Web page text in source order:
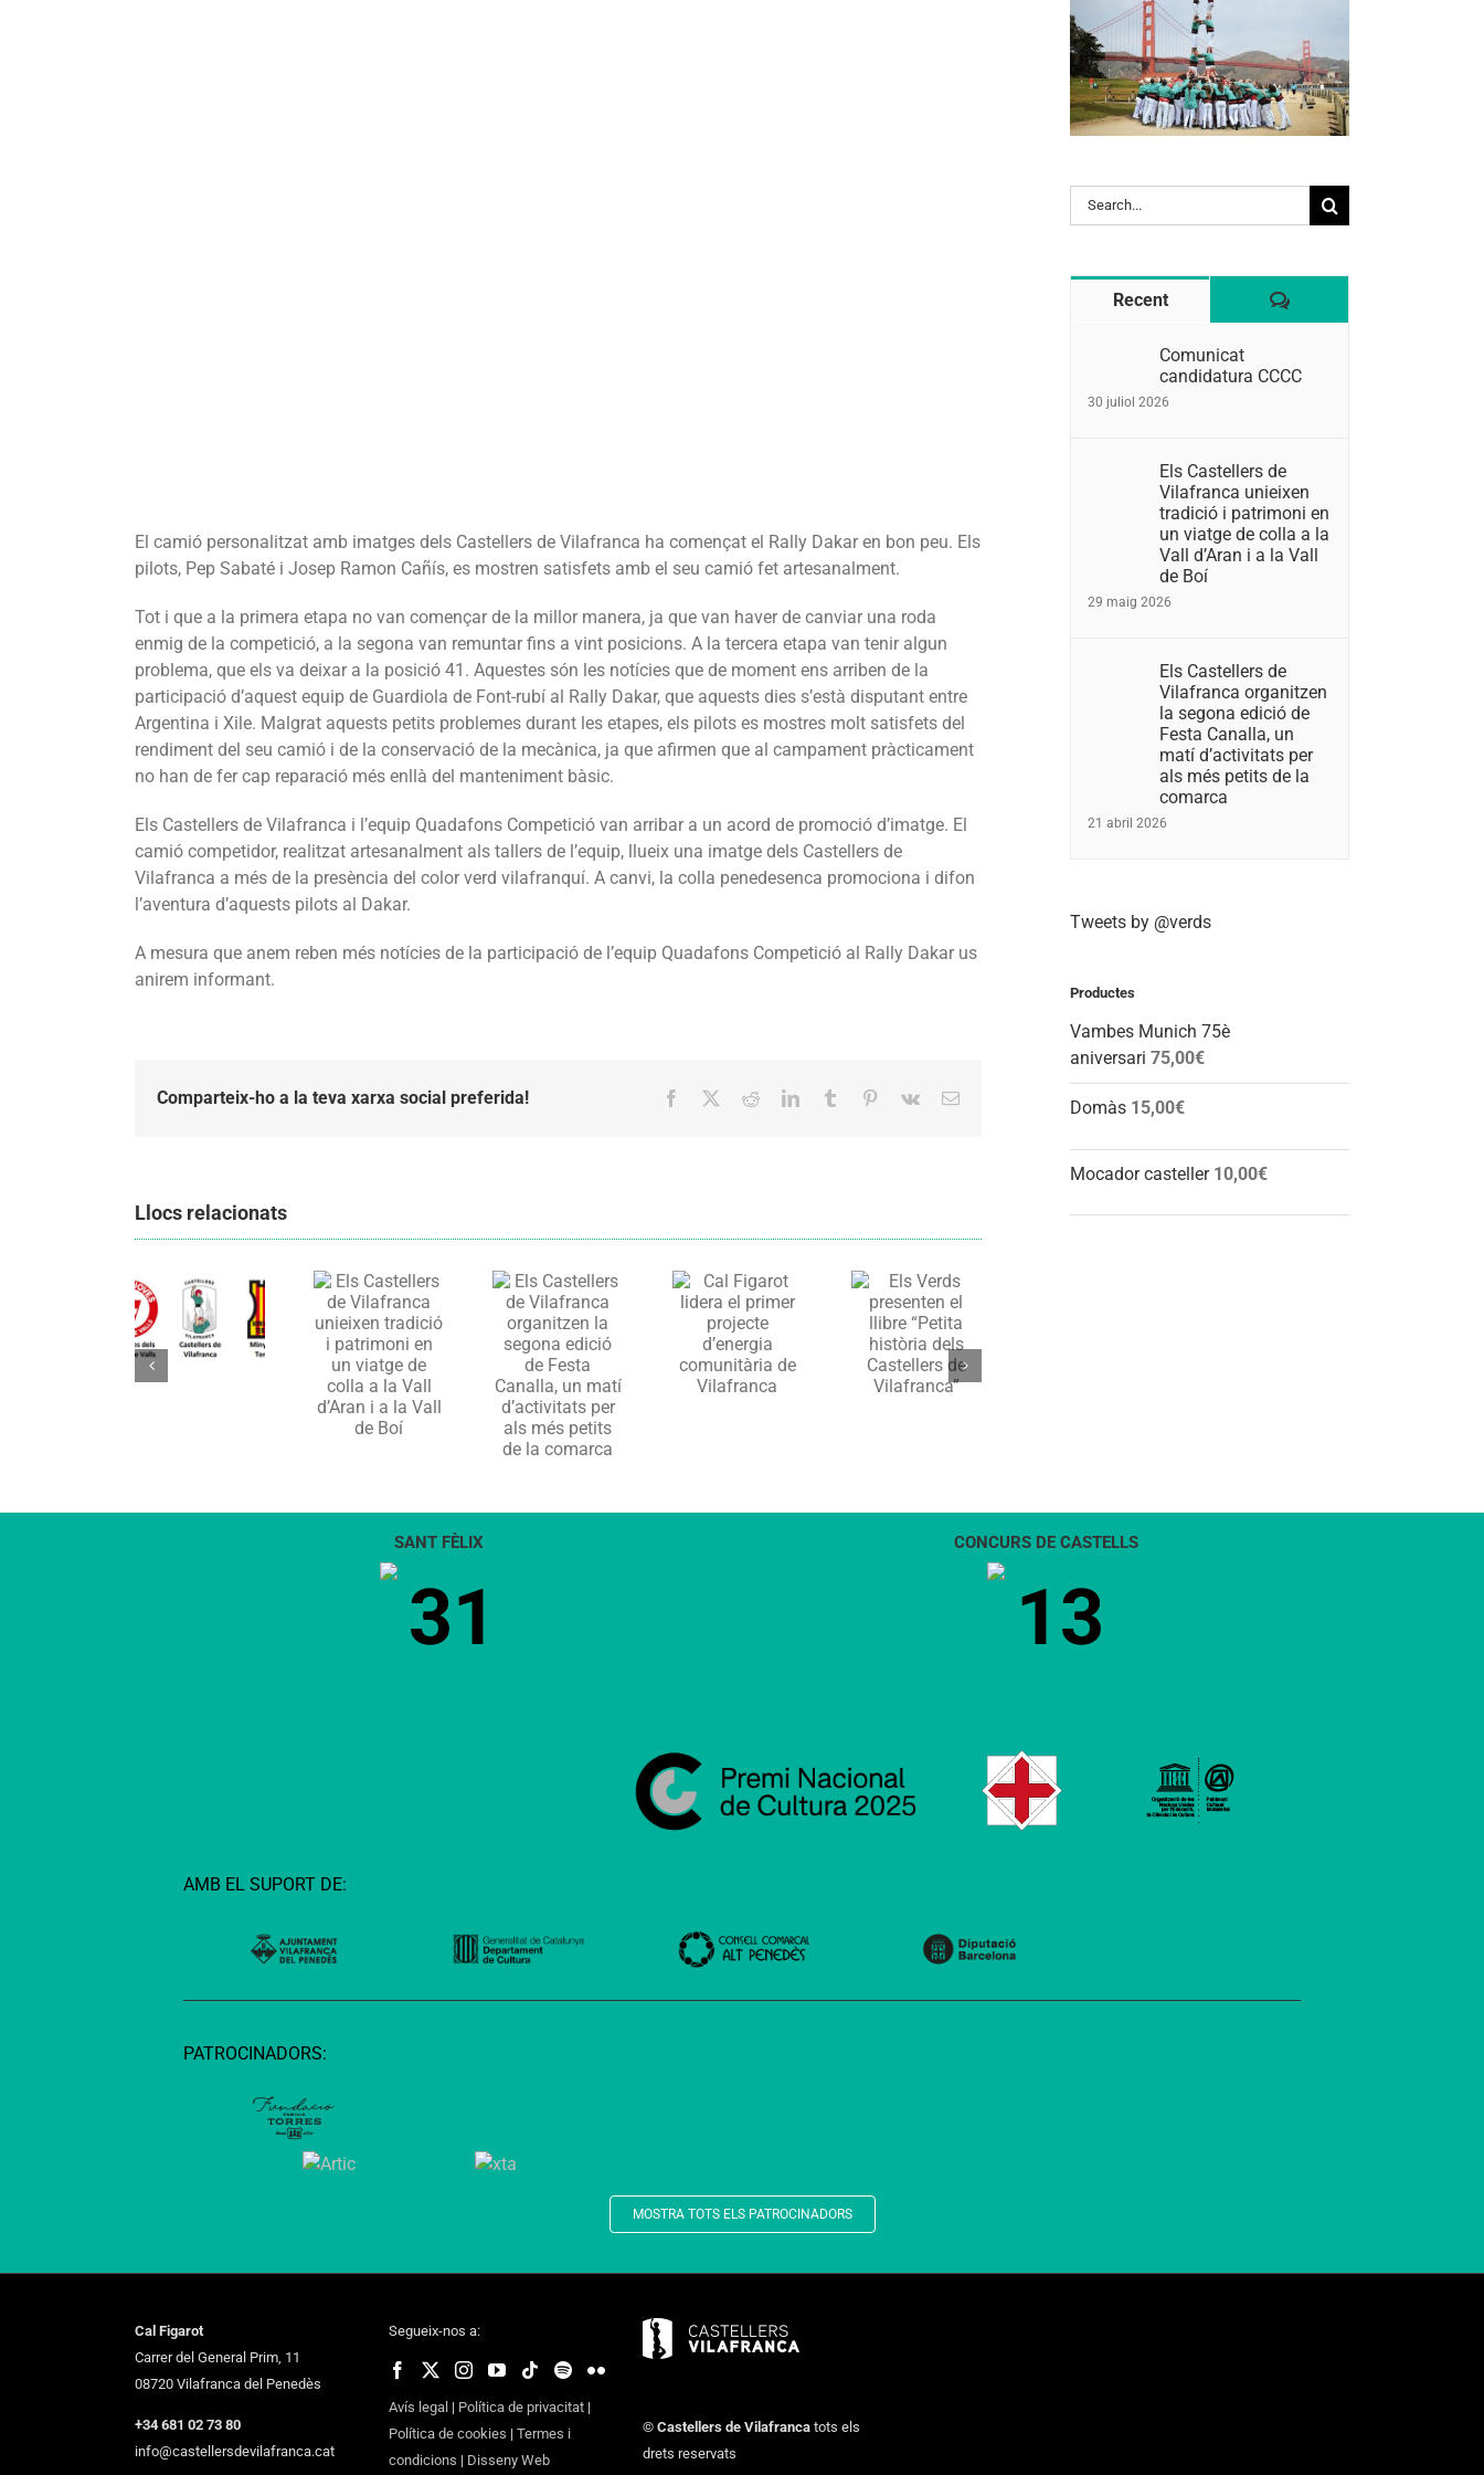
El camió personalitzat amb imatges dels Castellers de Vilafranca ha començat el Rally Dakar en bon peu. Els
pilots, Pep Sabaté i Josep Ramon Cañís, es mostren satisfets amb el seu camió fet artesanalment.
Tot i que a la primera etapa no van començar de la millor manera, ja que van haver de canviar una roda
enmig de la competició, a la segona van remuntar fins a vint posicions. A la tercera etapa van tenir algun
problema, que els va deixar a la posició 41. Aquestes són les notícies que de moment ens arriben de la
participació d’aquest equip de Guardiola de Font-rubí al Rally Dakar, que aquests dies s’està disputant entre
Argentina i Xile. Malgrat aquests petits problemes durant les etapes, els pilots es mostres molt satisfets del
rendiment del seu camió i de la conservació de la mecànica, ja que afirmen que al campament pràcticament
no han de fer cap reparació més enllà del manteniment bàsic.
Els Castellers de Vilafranca i l’equip Quadafons Competició van arribar a un acord de promoció d’imatge. El
camió competidor, realitzat artesanalment als tallers de l’equip, llueix una imatge dels Castellers de
Vilafranca a més de la presència del color verd vilafranquí. A canvi, la colla penedesenca promociona i difon
l’aventura d’aquests pilots al Dakar.
A mesura que anem reben més notícies de la participació de l’equip Quadafons Competició al Rally Dakar us
anirem informant.
Comparteix-ho a la teva xarxa social preferida! Facebook RedditLinkedInTumblr Pinterest
Vk Email:
Llocs relacionats
Castellers
de
Vilafranca
unieixen
tradició i
Els
Castellers
de
Vilafranca
organitzen
la segona
edició de
Festa
Canalla, un
Cal Figarot
lidera el
primer
projecte
d’energia
comunitària
de
Vilafranca
Els Verds
presenten el
llibre
“Petita
història
dels
Castellers
Search
for:
Recent Comentaris
Comunicat
candidatura CCCC
30 juliol 2026
Els Castellers de
Vilafranca unieixen
tradició i patrimoni en
un viatge de colla a la
Vall d’Aran i a la Vall
de Boí
29 maig 2026
Els Castellers de
Vilafranca organitzen
la segona edició de
Festa Canalla, un
matí d’activitats per
als més petits de la
comarca
21 abril 2026
Tweets by @verds
Productes
Vambes Munich 75è
aniversari 75,00€
Domàs 15,00€
Mocador casteller 10,00€
SANT FÈLIX
31
CONCURS DE CASTELLS
13
AMB EL SUPORT DE:
PATROCINADORS:
MOSTRA TOTS ELS PATROCINADORS
Cal Figarot
Carrer del General Prim, 11
08720 Vilafranca del Penedès
+34 681 02 73 80
info@castellersdevilafranca.cat
Segueix-nos a:
Avís legal | Política de privacitat |
Política de cookies | Termes i
condicions | Disseny Web
© Castellers de Vilafranca tots els
drets reservats